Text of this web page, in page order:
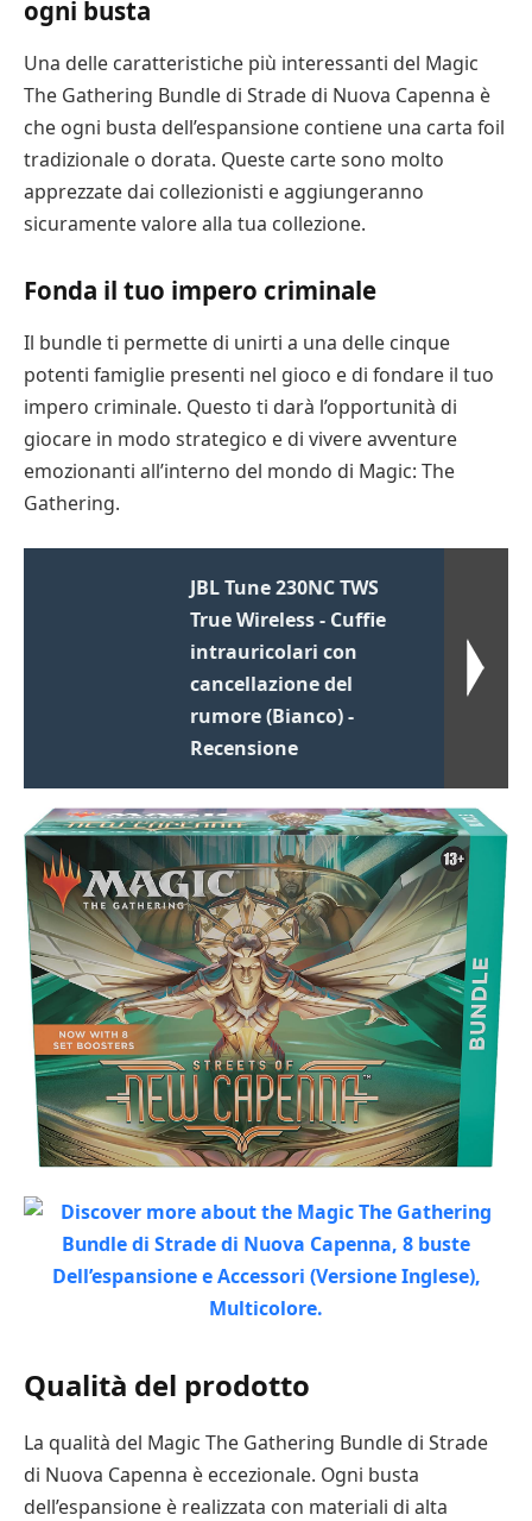
ogni busta
Una delle caratteristiche più interessanti del Magic
The Gathering Bundle di Strade di Nuova Capenna è
che ogni busta dell’espansione contiene una carta foil
tradizionale o dorata. Queste carte sono molto
apprezzate dai collezionisti e aggiungeranno
sicuramente valore alla tua collezione.
Fonda il tuo impero criminale
Il bundle ti permette di unirti a una delle cinque
potenti famiglie presenti nel gioco e di fondare il tuo
impero criminale. Questo ti darà l’opportunità di
giocare in modo strategico e di vivere avventure
emozionanti all’interno del mondo di Magic: The
Gathering.
JBL Tune 230NC TWS
True Wireless - Cuffie
intrauricolari con
cancellazione del
rumore (Bianco) -
Recensione
Qualità del prodotto
La qualità del Magic The Gathering Bundle di Strade
di Nuova Capenna è eccezionale. Ogni busta
dell’espansione è realizzata con materiali di alta